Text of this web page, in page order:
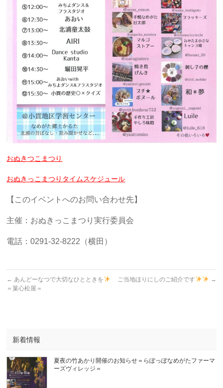
おぬきつこまつり
おぬきっこまつりタイムスケジュール
【このイベントへのお問い合わせ先】
主催：おぬきっこまつり実行委員会
電話：0291-32-8222（横田）
← あんどーなつで大切なひとときを
＝菓心松屋＝
ご当地ほりにしのご紹介です →
新着情報
夏夜の竹あかり開催のお知らせ＝らぽっぽなめがたファーマ
ーズヴィレッジ＝